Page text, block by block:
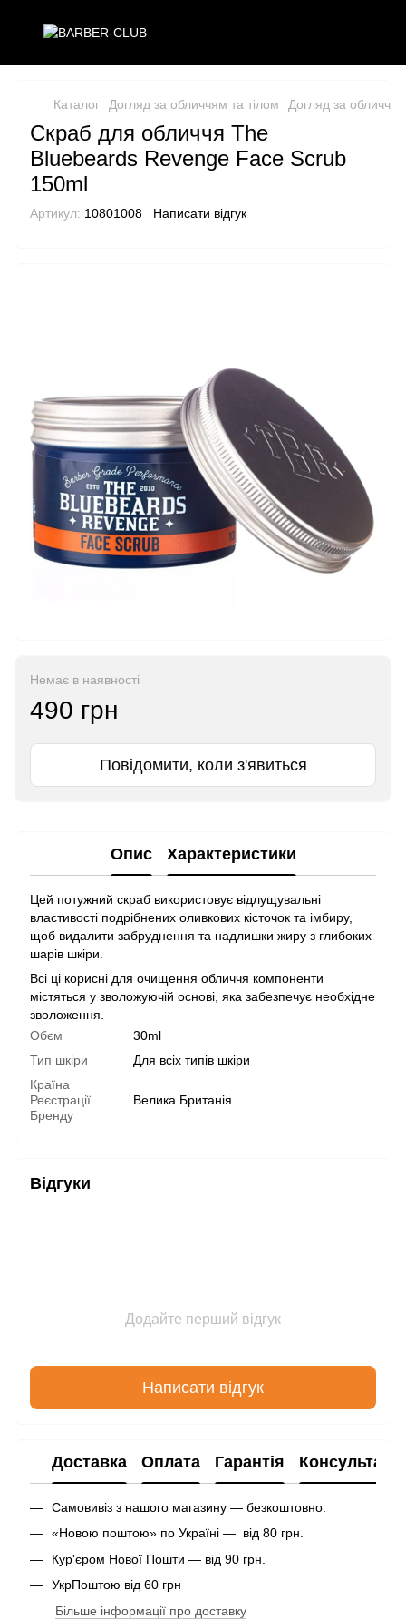
Каталог Догляд за обличчям та тілом Догляд за
Скраб для обличчя The
Bluebeards Revenge Face Scrub
150ml
Артикул: 10801008 Написати відгук
Немає в наявності
490 грн
Повідомити, коли з'явиться
Опис Характеристики
Цей потужний скраб використовує відлущувальні
властивості подрібнених оливкових кісточок та імбиру,
щоб видалити забруднення та надлишки жиру з глибоких
шарів шкіри.
Всі ці корисні для очищення обличчя компоненти
містяться у зволожуючій основі, яка забезпечує необхідне
зволоження.
Обєм
30ml
Тип шкіри
Для всіх типів шкіри
Країна
Реєстрації
Бренду
Велика Британія
Відгуки
Додайте перший відгук
Написати відгук
Доставка Оплата Гарантія Консультація
Самовивіз з нашого магазину — безкоштовно.
«Новою поштою» по Україні — від 80 грн.
Кур'єром Нової Пошти — від 90 грн.
УкрПоштою від 60 грн
Більше інформації про доставку